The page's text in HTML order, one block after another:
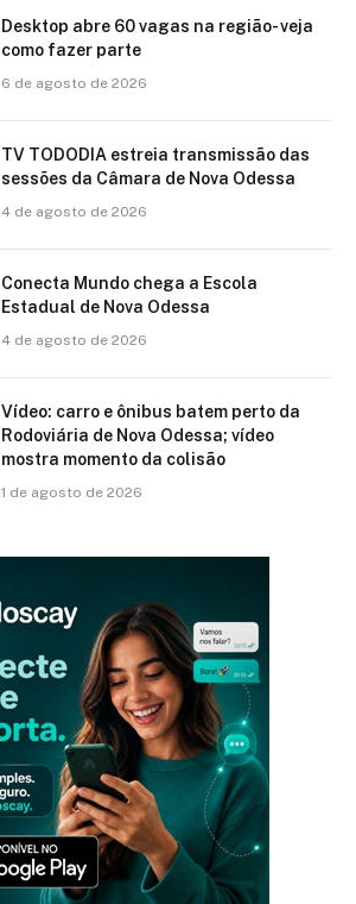
Desktop abre 60 vagas na região- veja
como fazer parte
6 de agosto de 2026
TV TODODIA estreia transmissão das
sessões da Câmara de Nova Odessa
4 de agosto de 2026
Conecta Mundo chega a Escola
Estadual de Nova Odessa
4 de agosto de 2026
Vídeo: carro e ônibus batem perto da
Rodoviária de Nova Odessa; vídeo
mostra momento da colisão
1 de agosto de 2026